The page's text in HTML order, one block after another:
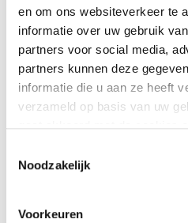
en om ons websiteverkeer te
informatie over uw gebruik
partners voor social media,
partners kunnen deze
informatie die u aan ze heeft
verzameld op basis van uw
Noodzakelijk
Voorkeuren
Stuk van de maand: regels
Het stuk van de maand van
verordening over de
regels vast voor het onderhoud
(konijnheining), een afscheiding